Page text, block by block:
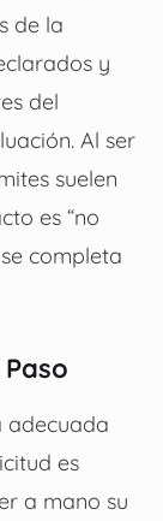
de la
y
del
Al ser
suelen
es “no
completa
adecuada
es
a mano su